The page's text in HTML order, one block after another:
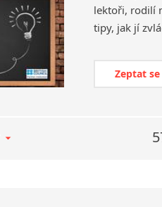
lektoři, rodilí
Zeptat